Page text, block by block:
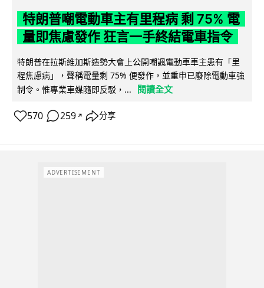
特朗普嘲電動車主有里程病 剩 75% 電
量即焦慮發作 狂言一手終結電車指令
特朗普在拉斯維加斯造勢大會上公開嘲諷電動車車主患有「里
程焦慮病」，聲稱電量剩 75% 便發作，並重申已廢除電動車強
制令。惟專業車媒隨即反駁，...
閱讀全文
570 259 ↗ 分享
ADVERTISEMENT